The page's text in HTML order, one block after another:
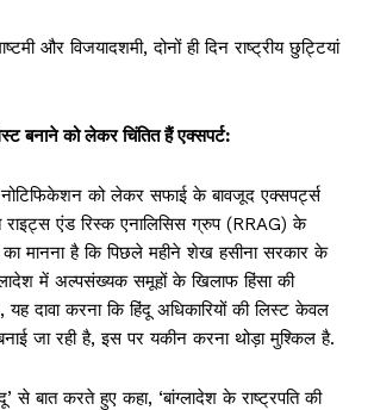
और विजयादशमी, दोनों ही दिन राष्ट्रीय छुट्टियां
बनाने को लेकर चिंतित हैं एक्सपर्ट:
को लेकर सफाई के बावजूद एक्सपर्ट्स
राइट्स एंड रिस्क एनालिसिस ग्रुप (RRAG) के
मानना है कि पिछले महीने शेख हसीना सरकार के
में अल्पसंख्यक समूहों के खिलाफ हिंसा की
दावा करना कि हिंदू अधिकारियों की लिस्ट केवल
जा रही है, इस पर यकीन करना थोड़ा मुश्किल है.
से बात करते हुए कहा, ‘बांग्लादेश के राष्ट्रपति की